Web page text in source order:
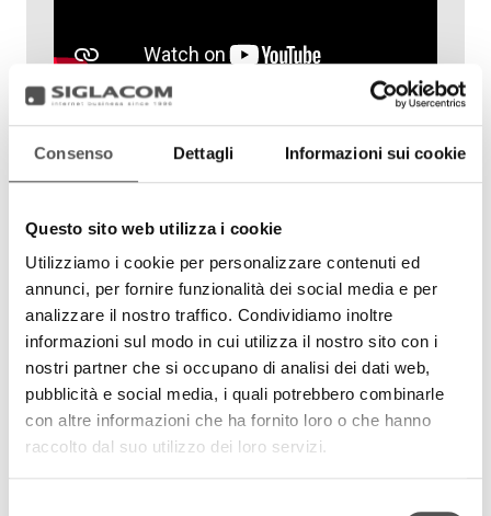
Consenso Dettagli Informazioni sui cookie
Questo sito web utilizza i cookie
Utilizziamo i cookie per personalizzare contenuti ed
annunci, per fornire funzionalità dei social media e per
analizzare il nostro traffico. Condividiamo inoltre
informazioni sul modo in cui utilizza il nostro sito con i
nostri partner che si occupano di analisi dei dati web,
pubblicità e social media, i quali potrebbero combinarle
con altre informazioni che ha fornito loro o che hanno
raccolto dal suo utilizzo dei loro servizi.
CEO
Edia Company
Umberto